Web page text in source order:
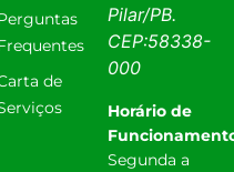
de
Pilar/PB.
CEP:58338-
000
Horário de
Segunda a